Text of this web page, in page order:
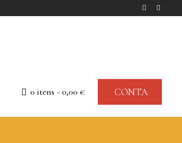
0 itens 0,00 € CONTA